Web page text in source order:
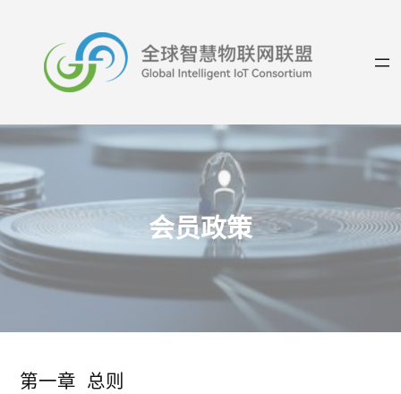
会员政策
第一章 总则